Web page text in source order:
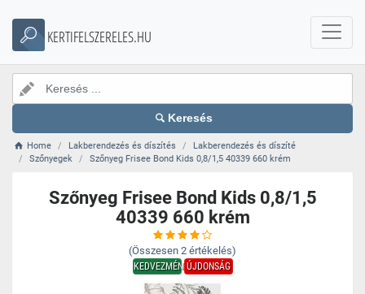
KERTIFELSZERELES.HU
Keresés
Home Lakberendezés és díszítés
Lakberendezés és díszíté
Szőnyegek
Szőnyeg Frisee Bond Kids 0,8/1,5 40339 660 krém
Szőnyeg Frisee Bond Kids 0,8/1,5
40339 660 krém
(Összesen 2 értékelés)
KEDVEZMÉNYÚJDONSÁG